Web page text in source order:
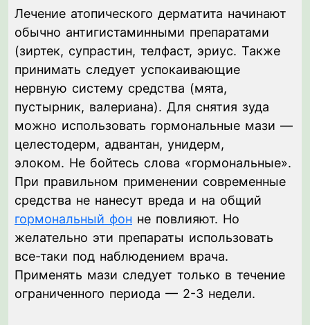
Лечение атопического дерматита начинают
обычно антигистаминными препаратами
(зиртек, супрастин, телфаст, эриус. Также
принимать следует успокаивающие
нервную систему средства (мята,
пустырник, валериана). Для снятия зуда
можно использовать гормональные мази —
целестодерм, адвантан, унидерм,
элоком. Не бойтесь слова «гормональные».
При правильном применении современные
средства не нанесут вреда и на общий
гормональный фон не повлияют. Но
желательно эти препараты использовать
все-таки под наблюдением врача.
Применять мази следует только в течение
ограниченного периода — 2-3 недели.